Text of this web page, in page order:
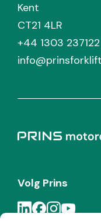
Kent
CT21 4LR
+44 1303 237122
Volg Prins